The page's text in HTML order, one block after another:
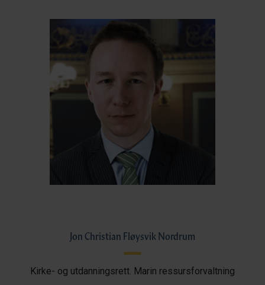
Jon Christian Fløysvik Nordrum
Kirke- og utdanningsrett. Marin ressursforvaltning